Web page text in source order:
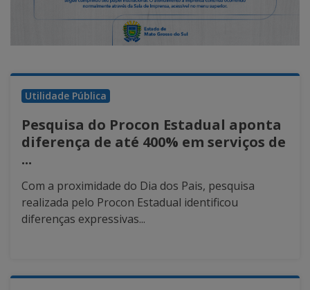
Utilidade Pública
Pesquisa do Procon Estadual aponta
diferença de até 400% em serviços de
...
Com a proximidade do Dia dos Pais, pesquisa
realizada pelo Procon Estadual identificou
diferenças expressivas...